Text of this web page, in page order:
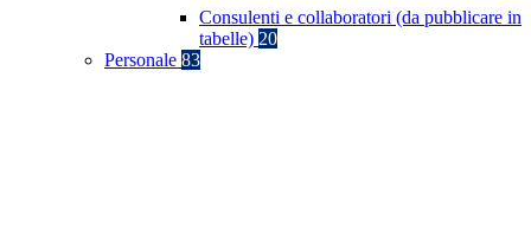
Consulenti e collaboratori (da pubblicare in
tabelle) 20
Personale 83